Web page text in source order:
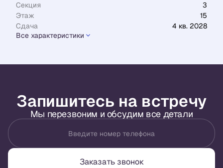
Секция
3
Этаж
15
Сдача
4 кв. 2028
Все характеристики
Запишитесь на встречу
Мы перезвоним и обсудим все детали
Введите номер телефона
Заказать звонок